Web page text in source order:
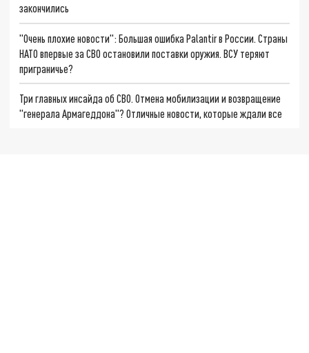
закончились
"Очень плохие новости": Большая ошибка Palantir в России. Страны
НАТО впервые за СВО остановили поставки оружия. ВСУ теряют
приграничье?
Три главных инсайда об СВО. Отмена мобилизации и возвращение
"генерала Армагеддона"? Отличные новости, которые ждали все